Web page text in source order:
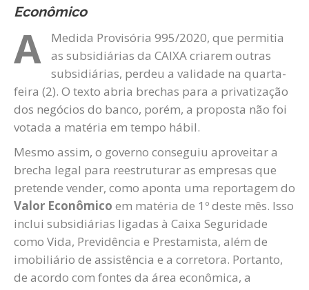
Econômico
A
Medida Provisória 995/2020, que permitia
as subsidiárias da CAIXA criarem outras
subsidiárias, perdeu a validade na quarta-
feira (2). O texto abria brechas para a privatização
dos negócios do banco, porém, a proposta não foi
votada a matéria em tempo hábil.
Mesmo assim, o governo conseguiu aproveitar a
brecha legal para reestruturar as empresas que
pretende vender, como aponta uma reportagem do
Valor Econômico em matéria de 1º deste mês. Isso
inclui subsidiárias ligadas à Caixa Seguridade
como Vida, Previdência e Prestamista, além de
imobiliário de assistência e a corretora. Portanto,
de acordo com fontes da área econômica, a